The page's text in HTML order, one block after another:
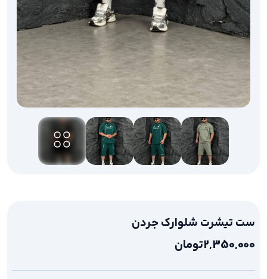
ست تیشرت شلوارک جردن
2,350,000تومان